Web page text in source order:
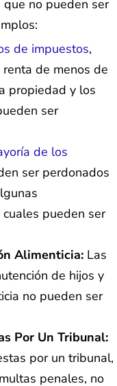
no pueden ser
de impuestos,
de menos de
propiedad y los
ser
de los
ser perdonados
pueden ser
Alimenticia: Las
de hijos y
no pueden ser
Por Un Tribunal:
por un tribunal,
penales, no